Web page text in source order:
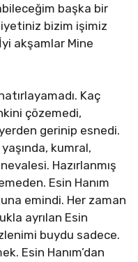
başka bir
bizim işimiz
akşamlar Mine
Kaç
çözemedi,
gerinip esnedi.
kumral,
Hazırlanmış
Esin Hanım
emindi. Her zaman
ayrılan Esin
buydu sadece.
Esin Hanım’dan